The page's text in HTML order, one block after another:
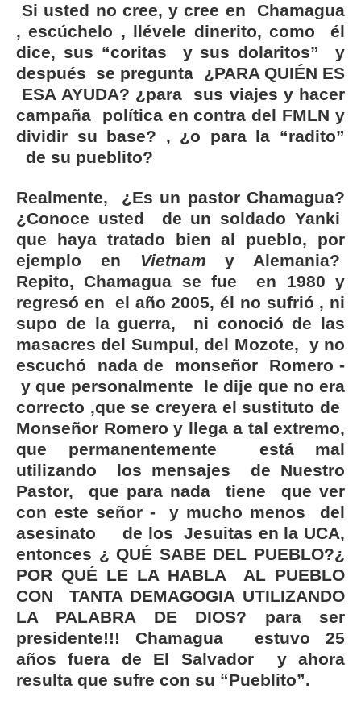
Si usted no cree, y cree en Chamagua
, escúchelo , llévele dinerito, como él
dice, sus “coritas y sus dolaritos” y
después se pregunta ¿PARA QUIÉN ES
ESA AYUDA? ¿para sus viajes y hacer
campaña política en contra del FMLN y
dividir su base? , ¿o para la “radito”
de su pueblito?
Realmente, ¿Es un pastor Chamagua?
¿Conoce usted de un soldado Yanki
que haya tratado bien al pueblo, por
ejemplo en Vietnam y Alemania?
Repito, Chamagua se fue en 1980 y
regresó en el año 2005, él no sufrió , ni
supo de la guerra, ni conoció de las
masacres del Sumpul, del Mozote, y no
escuchó nada de monseñor Romero -
y que personalmente le dije que no era
correcto ,que se creyera el sustituto de
Monseñor Romero y llega a tal extremo,
que permanentemente está mal
utilizando los mensajes de Nuestro
Pastor, que para nada tiene que ver
con este señor -
y mucho menos del
asesinato de los Jesuitas en la UCA,
entonces ¿ QUÉ SABE DEL PUEBLO?¿
POR QUÉ LE LA HABLA AL PUEBLO
CON TANTA DEMAGOGIA UTILIZANDO
LA PALABRA DE DIOS? para ser
presidente!!! Chamagua estuvo 25
años fuera de El Salvador y ahora
resulta que sufre con su “Pueblito”.